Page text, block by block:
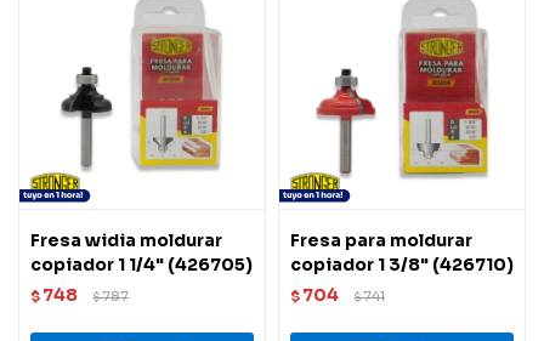
Fresa widia moldurar
copiador 1 1/4" (426705)
$ 748 $787
Fresa para moldurar
copiador 1 3/8" (426710)
$ 704 $741